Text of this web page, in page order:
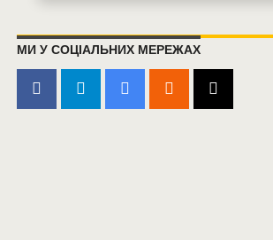
МИ У СОЦІАЛЬНИХ МЕРЕЖАХ